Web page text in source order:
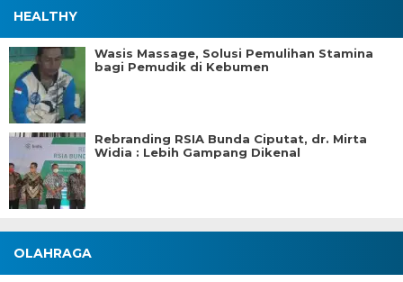
HEALTHY
Wasis Massage, Solusi Pemulihan Stamina
bagi Pemudik di Kebumen
Rebranding RSIA Bunda Ciputat, dr. Mirta
Widia : Lebih Gampang Dikenal
OLAHRAGA